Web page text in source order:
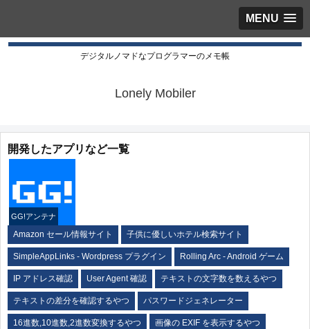
MENU
デジタルノマドなプログラマーのメモ帳
Lonely Mobiler
開発したアプリなど一覧
GG!アンテナ
Amazon セール情報サイト 子供に優しいホテル検索サイト
SimpleAppLinks - Wordpress プラグイン Rolling Arc - Android ゲーム
IP アドレス確認 User Agent 確認 テキストの文字数を数えるやつ
テキストの差分を確認するやつ パスワードジェネレーター
16進数,10進数,2進数変換するやつ 画像の EXIF を表示するやつ